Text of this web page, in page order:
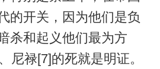
的开关，因为他们是负
杀和起义他们最为方
尼禄[7]的死就是明证。